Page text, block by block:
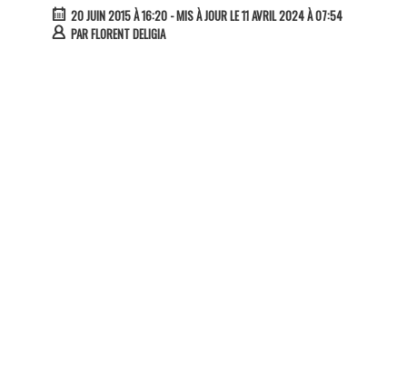
20 JUIN 2015 À 16:20- MIS À JOUR LE 11 AVRIL 2024 À 07:54
PARFLORENT DELIGIA